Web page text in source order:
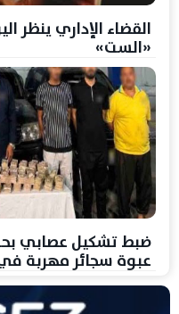
القضاء الإداري
«الست»
ضبط تشكيل عصابي
عبوة سجائر مهربة